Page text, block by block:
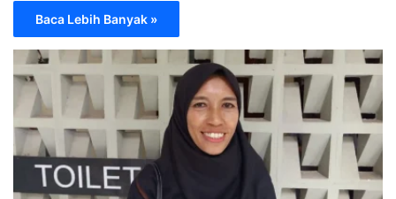
Baca Lebih Banyak »